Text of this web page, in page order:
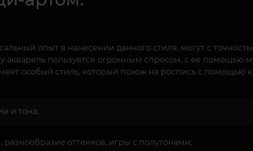
опыт в нанесении данного стиля, могут с
акварель пользуется огромным спросом, с ее помощью
особый стиль, который похож на роспись с помощью
и тона;
разнообразие оттенков, игры с полутонами;